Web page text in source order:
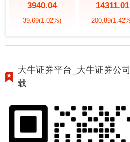
3940.04
39.69(1.02%)
14311.01
200.89
大牛证券平台_大牛证券公
载